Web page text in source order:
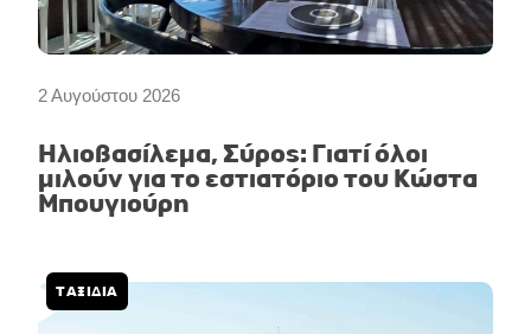
2 Αυγούστου 2026
Ηλιοβασίλεμα, Σύρος: Γιατί όλοι
μιλούν για το εστιατόριο του Κώστα
Μπουγιούρη
ΤΑΞΙΔΙΑ